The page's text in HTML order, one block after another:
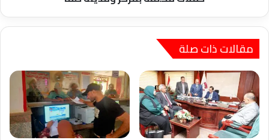
مقالات ذات صلة